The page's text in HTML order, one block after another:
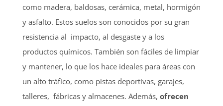
como madera, baldosas, cerámica, metal, hormigón
y asfalto. Estos suelos son conocidos por su gran
resistencia al impacto, al desgaste y a los
productos químicos. También son fáciles de limpiar
y mantener, lo que los hace ideales para áreas con
un alto tráfico, como pistas deportivas, garajes,
talleres, fábricas y almacenes. Además, ofrecen